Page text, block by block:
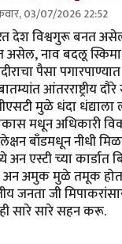
03/07/2026 22:52
घ्या घालूनbyअभ्या..
देश विश्वगुरू बनत
नाव बदलू स्किमा
पैसा
आंतरराष्ट्रीय
मुळे धंदा
मधून अधिकारी
बाँडमधून नीधी
एस्टी च्या कार्डात
अमुक मुळे तमूक
जनता जी
सारे सारे सहन करू.